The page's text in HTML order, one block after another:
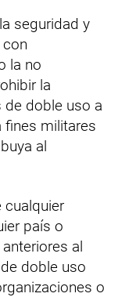
seguridad y
la no
la
doble uso a
fines militares
al
cualquier
país o
al
doble uso
o